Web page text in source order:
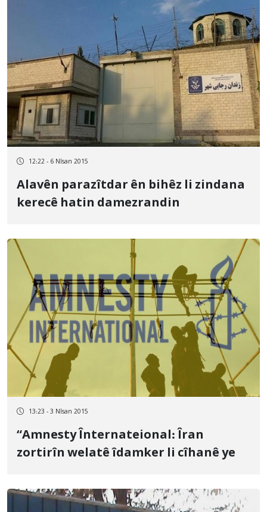
12:22 - 6 Nîsan 2015
Alavên parazîtdar ên bihêz li zindana
kerecê hatin damezrandin
13:23 - 3 Nîsan 2015
“Amnesty Înternateional: Îran
zortirîn welatê îdamker li cîhanê ye